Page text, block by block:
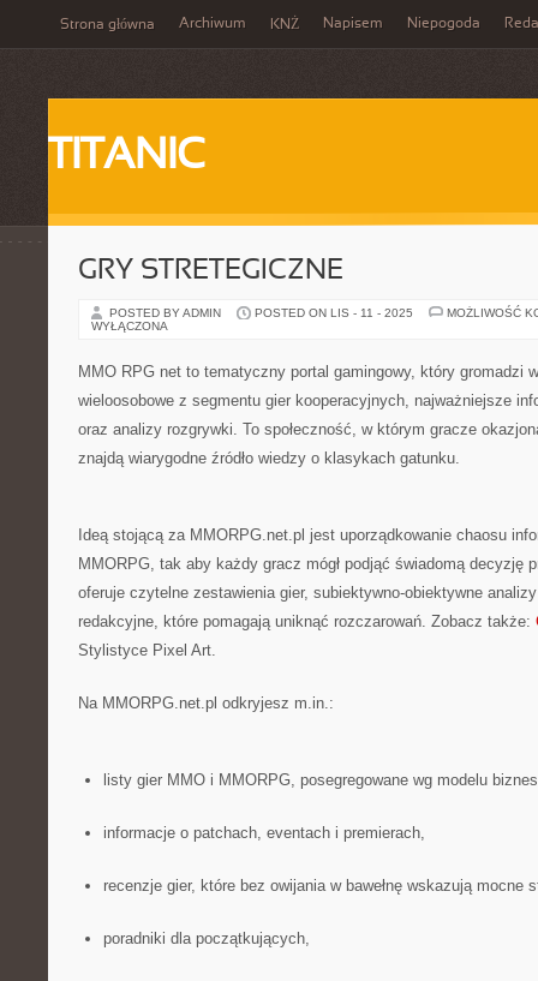
Strona główna Archiwum KNŻ Napisem Niepogoda
TITANIC
GRY STRETEGICZNE
POSTED BY ADMIN POSTED ON LIS - 11 - 2025
MOŻLIWOŚĆ
WYŁĄCZONA
MMO RPG net to tematyczny portal gamingowy, który gromadzi
wieloosobowe z segmentu gier kooperacyjnych, najważniejsze
oraz analizy rozgrywki. To społeczność, w którym gracze
znajdą wiarygodne źródło wiedzy o klasykach gatunku.
Ideą stojącą za MMORPG.net.pl jest uporządkowanie chaosu
MMORPG, tak aby każdy gracz mógł podjąć świadomą decyzję
oferuje czytelne zestawienia gier, subiektywno-obiektywne
redakcyjne, które pomagają uniknąć rozczarowań. Zobacz także:
Stylistyce Pixel Art.
Na MMORPG.net.pl odkryjesz m.in.:
listy gier MMO i MMORPG, posegregowane wg modelu
informacje o patchach, eventach i premierach,
recenzje gier, które bez owijania w bawełnę wskazują mocne
poradniki dla początkujących,